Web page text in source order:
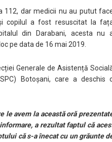
112, dar medicii nu au putut
copilul a fost resuscitat la
din Darabani, acesta nu
pe data de 16 mai 2019.
Generale de Asistență
Botoșani, care a deschis
le avem la această oră
a rezultat faptul că
că s-a înecat cu un grăunte